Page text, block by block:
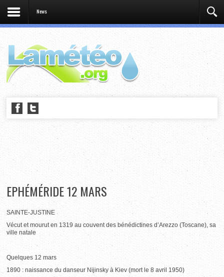
News
EPHÉMÉRIDE 12 MARS
SAINTE-JUSTINE
Vécut et mourut en 1319 au couvent des bénédictines d’Arezzo (Toscane), sa
ville natale
Quelques 12 mars
1890 : naissance du danseur Nijinsky à Kiev (mort le 8 avril 1950)